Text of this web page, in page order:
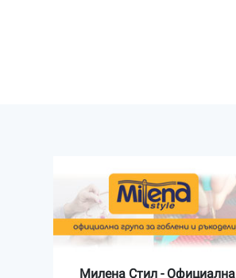
Милена Стил - Официална